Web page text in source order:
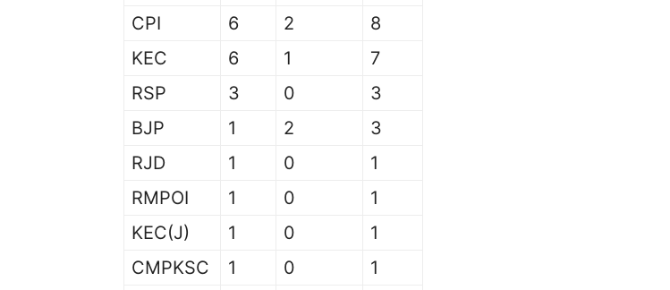
CPI
6 2
8
KEC
6 1
7
RSP
3 0
3
BJP
1 2
3
RJD
1 0
1
RMPOI
1 0
1
KEC(J)
1 0
1
CMPKSC
1 0
1